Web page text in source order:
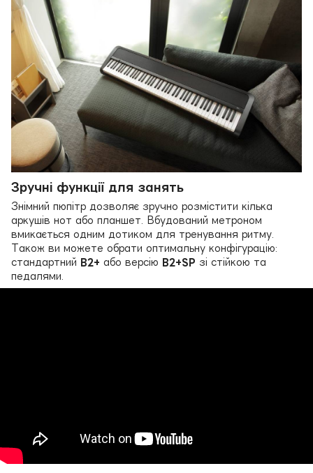
Зручні функції для занять
Знімний пюпітр дозволяє зручно розмістити кілька
аркушів нот або планшет. Вбудований метроном
вмикається одним дотиком для тренування ритму.
Також ви можете обрати оптимальну конфігурацію:
стандартний B2+ або версію B2+SP зі стійкою та
педалями.